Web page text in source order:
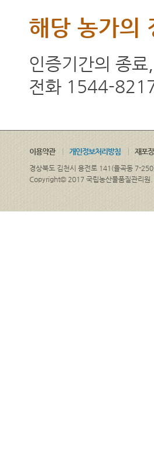
해당 농가의
인증기간의 종
전화 1544-
이용약관 개인정보처리방침 재포
경상북도 김천시 용전로 141(율곡동 7-
Copyright© 2017 국립농산물품질관리원